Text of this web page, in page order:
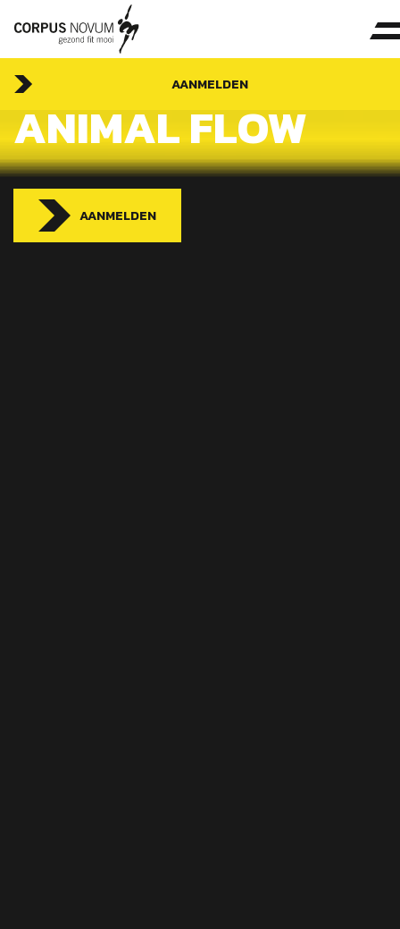
AANMELDEN
ANIMAL FLOW
AANMELDEN